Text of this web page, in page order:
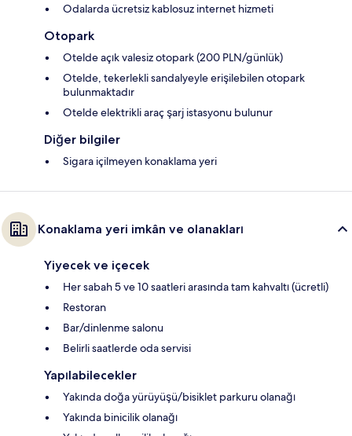
Odalarda ücretsiz kablosuz internet hizmeti
Otopark
Otelde açık valesiz otopark (200 PLN/günlük)
Otelde, tekerlekli sandalyeyle erişilebilen otopark
bulunmaktadır
Otelde elektrikli araç şarj istasyonu bulunur
Diğer bilgiler
Sigara içilmeyen konaklama yeri
Konaklama yeri imkân ve olanakları
Yiyecek ve içecek
Her sabah 5 ve 10 saatleri arasında tam kahvaltı (ücretli)
Restoran
Bar/dinlenme salonu
Belirli saatlerde oda servisi
Yapılabilecekler
Yakında doğa yürüyüşü/bisiklet parkuru olanağı
Yakında binicilik olanağı